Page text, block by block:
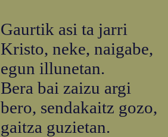
Gaurtik asi ta jarri
Kristo, neke, naigabe,
egun illunetan.
Bera bai zaizu argi
bero, sendakaitz gozo,
gaitza guzietan.